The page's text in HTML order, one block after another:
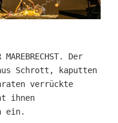
Der
Schrott, kaputten
verrückte
ihnen
ein.